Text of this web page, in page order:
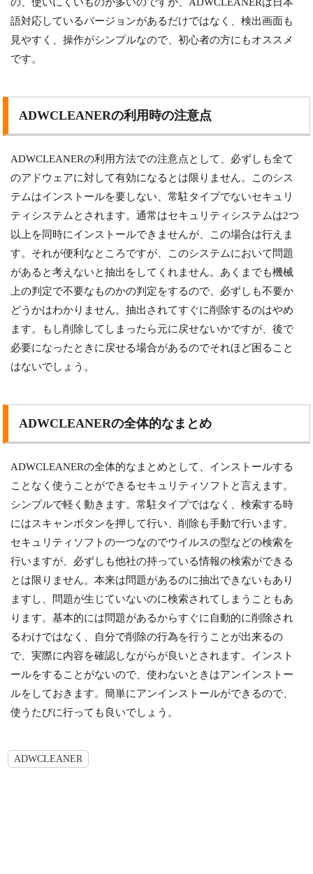
語対応しているバージョンがあるだけではなく、検出画面も
見やすく、操作がシンプルなので、初心者の方にもオススメ
です。
ADWCLEANERの利用時の注意点
ADWCLEANERの利用方法での注意点として、必ずしも全て
のアドウェアに対して有効になるとは限りません。このシス
テムはインストールを要しない、常駐タイプでないセキュリ
ティシステムとされます。通常はセキュリティシステムは2つ
以上を同時にインストールできませんが、この場合は行えま
す。それが便利なところですが、このシステムにおいて問題
があると考えないと抽出をしてくれません。あくまでも機械
上の判定で不要なものかの判定をするので、必ずしも不要か
どうかはわかりません。抽出されてすぐに削除するのはやめ
ます。もし削除してしまったら元に戻せないかですが、後で
必要になったときに戻せる場合があるのでそれほど困ること
はないでしょう。
ADWCLEANERの全体的なまとめ
ADWCLEANERの全体的なまとめとして、インストールする
ことなく使うことができるセキュリティソフトと言えます。
シンプルで軽く動きます。常駐タイプではなく、検索する時
にはスキャンボタンを押して行い、削除も手動で行います。
セキュリティソフトの一つなのでウイルスの型などの検索を
行いますが、必ずしも他社の持っている情報の検索ができる
とは限りません。本来は問題があるのに抽出できないもあり
ますし、問題が生じていないのに検索されてしまうこともあ
ります。基本的には問題があるからすぐに自動的に削除され
るわけではなく、自分で削除の行為を行うことが出来るの
で、実際に内容を確認しながらが良いとされます。インスト
ールをすることがないので、使わないときはアンインストー
ルをしておきます。簡単にアンインストールができるので、
使うたびに行っても良いでしょう。
ADWCLEANER